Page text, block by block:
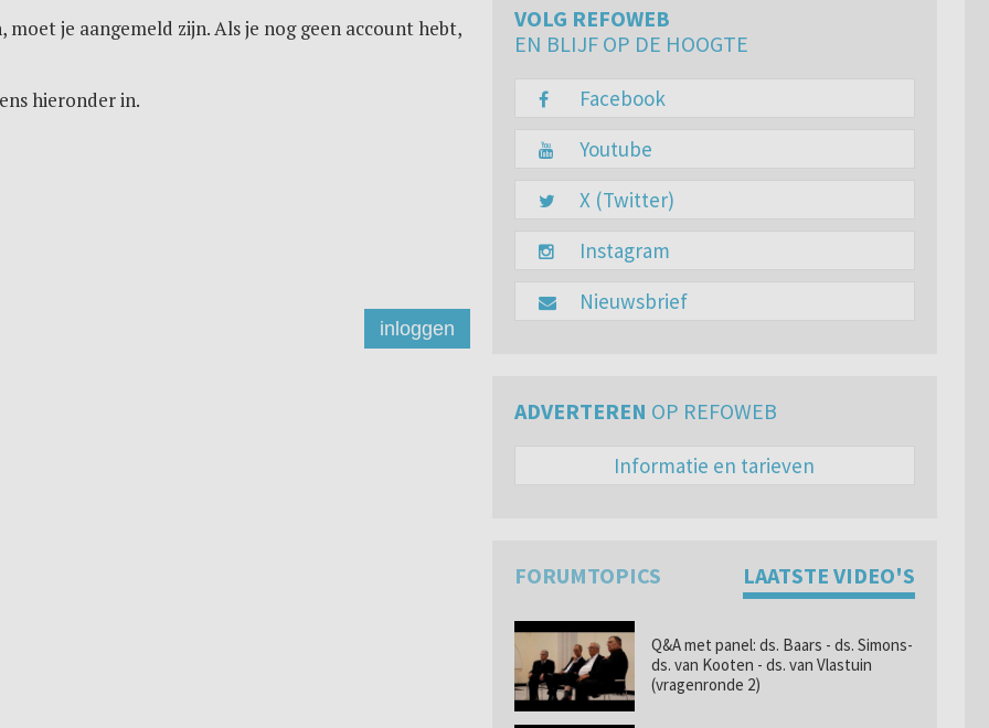
je aangemeld zijn. Als je nog geen account hebt,
hieronder in.
inloggen
VOLG REFOWEB
EN BLIJF OP DE HOOGTE
Facebook
Youtube
X (Twitter)
Instagram
Nieuwsbrief
ADVERTEREN OP REFOWEB
Informatie en tarieven
FORUMTOPICS LAATSTE VIDEO'S
Q&A met panel: ds. Baars - ds. Simons-
ds. van Kooten - ds. van Vlastuin
(vragenronde 2)